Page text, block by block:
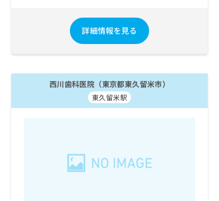
詳細情報を見る
西川歯科医院（東京都東久留米市）
東久留米駅